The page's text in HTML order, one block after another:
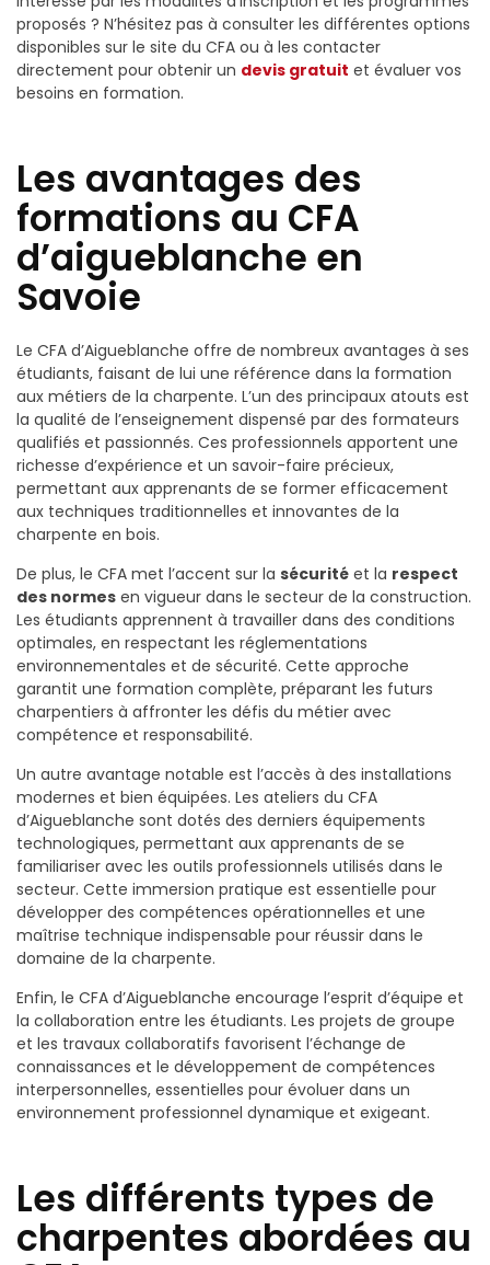
proposés ? N’hésitez pas à consulter les différentes options
disponibles sur le site du CFA ou à les contacter
directement pour obtenir un devis gratuit et évaluer vos
besoins en formation.
Les avantages des
formations au CFA
d’aigueblanche en
Savoie
Le CFA d’Aigueblanche offre de nombreux avantages à ses
étudiants, faisant de lui une référence dans la formation
aux métiers de la charpente. L’un des principaux atouts est
la qualité de l’enseignement dispensé par des formateurs
qualifiés et passionnés. Ces professionnels apportent une
richesse d’expérience et un savoir-faire précieux,
permettant aux apprenants de se former efficacement
aux techniques traditionnelles et innovantes de la
charpente en bois.
De plus, le CFA met l’accent sur la sécurité et la respect
des normes en vigueur dans le secteur de la construction.
Les étudiants apprennent à travailler dans des conditions
optimales, en respectant les réglementations
environnementales et de sécurité. Cette approche
garantit une formation complète, préparant les futurs
charpentiers à affronter les défis du métier avec
compétence et responsabilité.
Un autre avantage notable est l’accès à des installations
modernes et bien équipées. Les ateliers du CFA
d’Aigueblanche sont dotés des derniers équipements
technologiques, permettant aux apprenants de se
familiariser avec les outils professionnels utilisés dans le
secteur. Cette immersion pratique est essentielle pour
développer des compétences opérationnelles et une
maîtrise technique indispensable pour réussir dans le
domaine de la charpente.
Enfin, le CFA d’Aigueblanche encourage l’esprit d’équipe et
la collaboration entre les étudiants. Les projets de groupe
et les travaux collaboratifs favorisent l’échange de
connaissances et le développement de compétences
interpersonnelles, essentielles pour évoluer dans un
environnement professionnel dynamique et exigeant.
Les différents types de
charpentes abordées au